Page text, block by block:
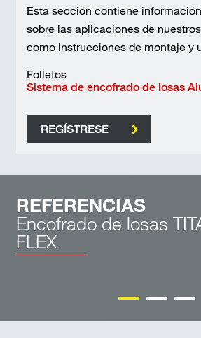
Esta sección contiene
sobre las aplicaciones de
como instrucciones de montaje y
Folletos
Sistema de encofrado de losas
REGÍSTRESE
REFERENCIAS
Encofrado de losas
FLEX